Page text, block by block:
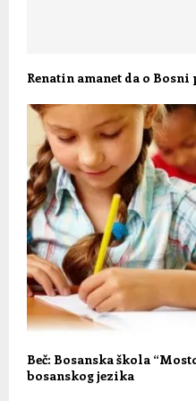
Renatin amanet da o
Beč: Bosanska škola
bosanskog jezika